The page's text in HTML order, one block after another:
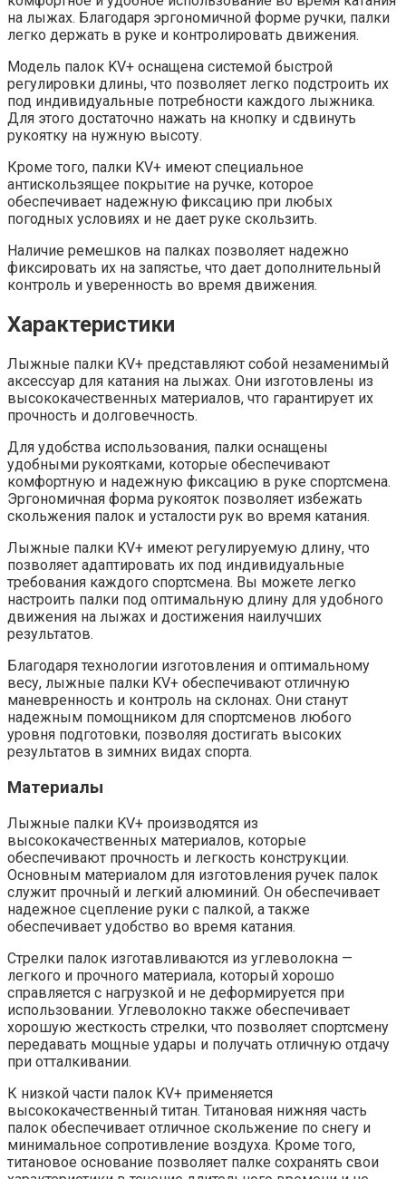
на лыжах. Благодаря эргономичной форме ручки, палки
легко держать в руке и контролировать движения.
Модель палок KV+ оснащена системой быстрой
регулировки длины, что позволяет легко подстроить их
под индивидуальные потребности каждого лыжника.
Для этого достаточно нажать на кнопку и сдвинуть
рукоятку на нужную высоту.
Кроме того, палки KV+ имеют специальное
антискользящее покрытие на ручке, которое
обеспечивает надежную фиксацию при любых
погодных условиях и не дает руке скользить.
Наличие ремешков на палках позволяет надежно
фиксировать их на запястье, что дает дополнительный
контроль и уверенность во время движения.
Характеристики
Лыжные палки KV+ представляют собой незаменимый
аксессуар для катания на лыжах. Они изготовлены из
высококачественных материалов, что гарантирует их
прочность и долговечность.
Для удобства использования, палки оснащены
удобными рукоятками, которые обеспечивают
комфортную и надежную фиксацию в руке спортсмена.
Эргономичная форма рукояток позволяет избежать
скольжения палок и усталости рук во время катания.
Лыжные палки KV+ имеют регулируемую длину, что
позволяет адаптировать их под индивидуальные
требования каждого спортсмена. Вы можете легко
настроить палки под оптимальную длину для удобного
движения на лыжах и достижения наилучших
результатов.
Благодаря технологии изготовления и оптимальному
весу, лыжные палки KV+ обеспечивают отличную
маневренность и контроль на склонах. Они станут
надежным помощником для спортсменов любого
уровня подготовки, позволяя достигать высоких
результатов в зимних видaх спорта.
Материалы
Лыжные палки KV+ производятся из
высококачественных материалов, которые
обеспечивают прочность и легкость конструкции.
Основным материалом для изготовления ручек палок
служит прочный и легкий алюминий. Он обеспечивает
надежное сцепление руки с палкой, а также
обеспечивает удобство во время катания.
Стрелки палок изготавливаются из углеволокна —
легкого и прочного материала, который хорошо
справляется с нагрузкой и не деформируется при
использовании. Углеволокно также обеспечивает
хорошую жесткость стрелки, что позволяет спортсмену
передавать мощные удары и получать отличную отдачу
при отталкивании.
К низкой части палок KV+ применяется
высококачественный титан. Титановая нижняя часть
палок обеспечивает отличное скольжение по снегу и
минимальное сопротивление воздуха. Кроме того,
титановое основание позволяет палке сохранять свои